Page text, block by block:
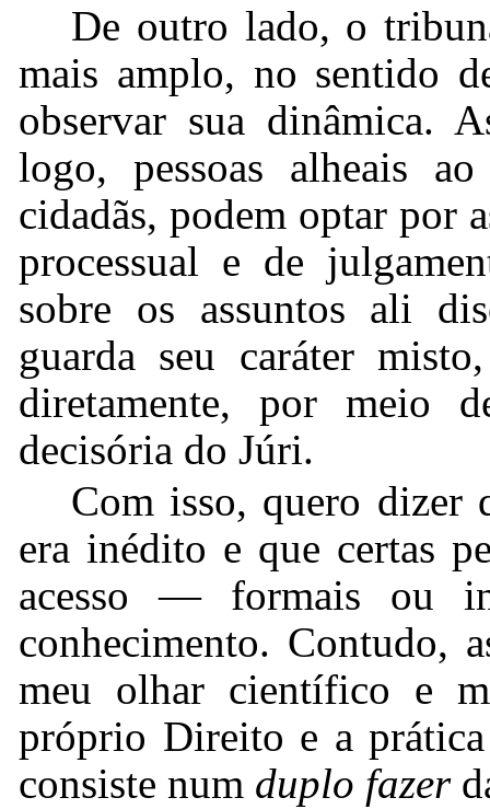
De outro lado, o
mais amplo, no sentido
observar sua dinâmica.
logo, pessoas alheais
cidadãs, podem optar por
processual e de
sobre os assuntos ali
guarda seu caráter
diretamente, por meio
decisória do Júri.
Com isso, quero dizer
era inédito e que certas
acesso — formais ou
conhecimento. Contudo,
meu olhar científico e
próprio Direito e a
consiste num duplo fazer